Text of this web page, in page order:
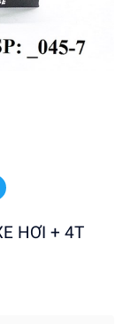
HƠI + 4T